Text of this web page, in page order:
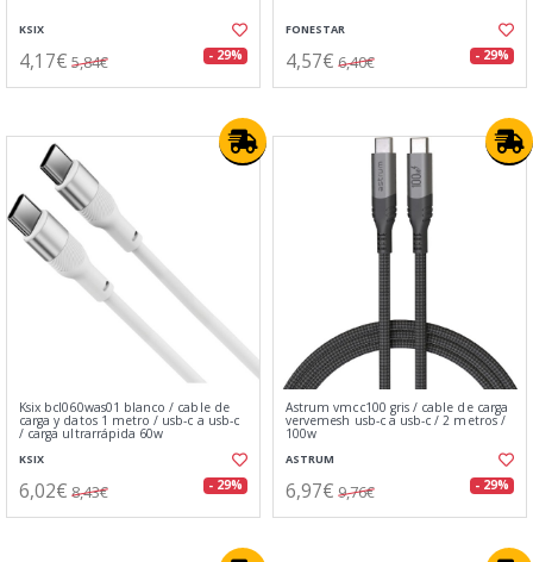
KSIX
4,17€ 5,84€ - 29%
FONESTAR
4,57€ 6,40€ - 29%
Ksix bcl060was01 blanco / cable de
carga y datos 1 metro / usb-c a usb-c
/ carga ultrarrápida 60w
KSIX
6,02€ 8,43€ - 29%
Astrum vmcc100 gris / cable de carga
vervemesh usb-c a usb-c / 2 metros /
100w
ASTRUM
6,97€ 9,76€ - 29%